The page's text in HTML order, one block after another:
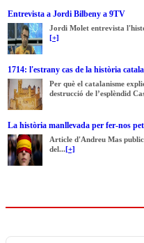
Entrevista a Jordi Bilbeny a 9TV
Jordi Molet entrevista
[+]
1714: l'estrany cas de la història
Per què el catalanisme
destrucció de l’esplèndid
La història manllevada per fer-nos
Article d'Andreu Mas
del...[+]